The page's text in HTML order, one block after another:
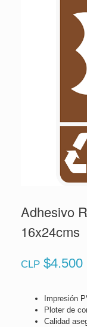
Adhesivo
16x24cms
CLP $4.500
Impresión
Ploter de
Calidad